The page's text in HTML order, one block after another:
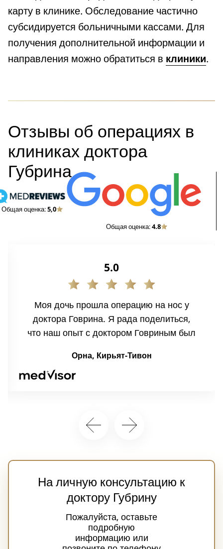
карту в клинике. Обследование частично
субсидируется больничными кассами. Для
получения дополнительной информации и
направления можно обратиться в клиники.
Отзывы об операциях в
клиниках доктора
Губрина
Общая оценка:5,0
Общая оценка:4.8
5.0
Моя дочь прошла операцию на нос у
доктора Говрина. Я рада поделиться,
что наш опыт с доктором Говриным был
добрым и с большим терпением сумел
развеять мои опасения по поводу
Мы с дочерью очень довольны
результатом, отношением и
Орна, Кирьят-Тивон
На личную консультацию к
доктору Губрину
Пожалуйста, оставьте
подробную
информацию или